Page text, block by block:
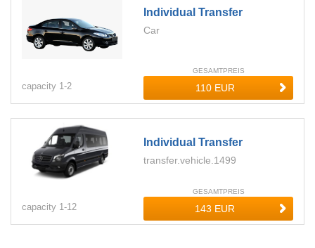
Individual Transfer
Car
capacity 1-2
GESAMTPREIS
Individual Transfer
transfer.vehicle.1499
capacity 1-12
GESAMTPREIS